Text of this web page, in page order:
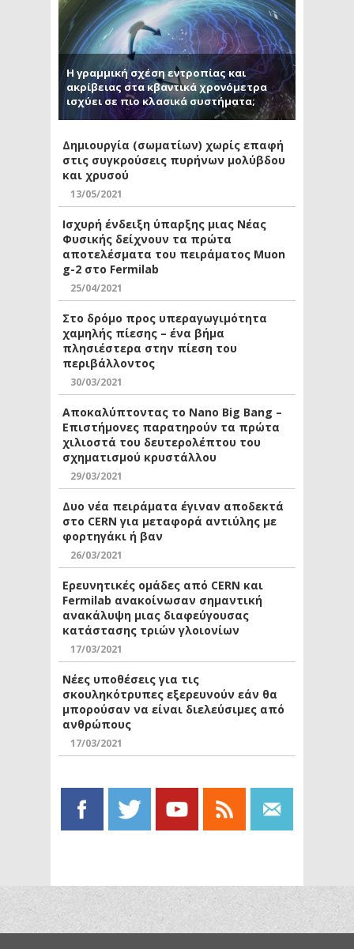
Η γραμμική σχέση εντροπίας και
ακρίβειας στα κβαντικά χρονόμετρα
ισχύει σε πιο κλασικά συστήματα;
Δημιουργία (σωματίων) χωρίς επαφή
στις συγκρούσεις πυρήνων μολύβδου
και χρυσού
13/05/2021
Ισχυρή ένδειξη ύπαρξης μιας Νέας
Φυσικής δείχνουν τα πρώτα
αποτελέσματα του πειράματος Muon
g-2 στο Fermilab
25/04/2021
Στο δρόμο προς υπεραγωγιμότητα
χαμηλής πίεσης – ένα βήμα
πλησιέστερα στην πίεση του
περιβάλλοντος
30/03/2021
Αποκαλύπτοντας το Nano Big Bang –
Επιστήμονες παρατηρούν τα πρώτα
χιλιοστά του δευτερολέπτου του
σχηματισμού κρυστάλλου
29/03/2021
Δυο νέα πειράματα έγιναν αποδεκτά
στο CERN για μεταφορά αντιύλης με
φορτηγάκι ή βαν
26/03/2021
Ερευνητικές ομάδες από CERN και
Fermilab ανακοίνωσαν σημαντική
ανακάλυψη μιας διαφεύγουσας
κατάστασης τριών γλοιονίων
17/03/2021
Νέες υποθέσεις για τις
σκουληκότρυπες εξερευνούν εάν θα
μπορούσαν να είναι διελεύσιμες από
ανθρώπους
17/03/2021